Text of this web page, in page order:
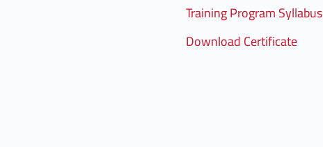
Training Program Syllabus
Download Certificate